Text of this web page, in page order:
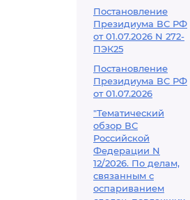
Постановление
Президиума ВС РФ
от 01.07.2026 N 272-
ПЭК25
Постановление
Президиума ВС РФ
от 01.07.2026
"Тематический
обзор ВС
Российской
Федерации N
12/2026. По делам,
связанным с
оспариванием